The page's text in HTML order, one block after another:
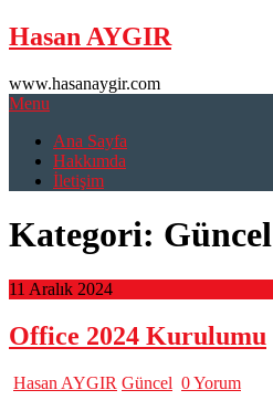
Skip
to
Hasan AYGIR
www.hasanaygir.com
Menu
Ana Sayfa
Hakkımda
İletişim
Kategori: Güncel
11 Aralık 2024
Office 2024 Kurulumu
Hasan AYGIR Güncel 0 Yorum